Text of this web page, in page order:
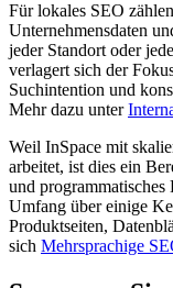
Für lokales SEO
Unternehmensdaten
jeder Standort oder
verlagert sich der
Suchintention und
Mehr dazu unter
Weil InSpace mit
arbeitet, ist dies ein
und
Umfang über einige
Produktseiten,
sich Mehrsprachige